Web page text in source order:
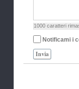
1000 caratteri
Notificami i
Invia